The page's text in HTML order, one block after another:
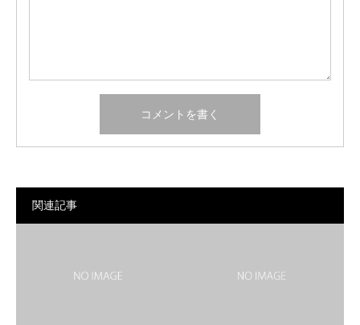
関連記事